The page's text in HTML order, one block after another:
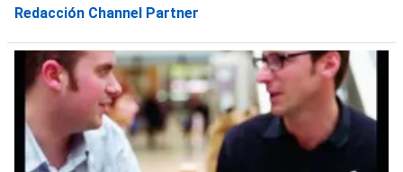
Redacción Channel Partner